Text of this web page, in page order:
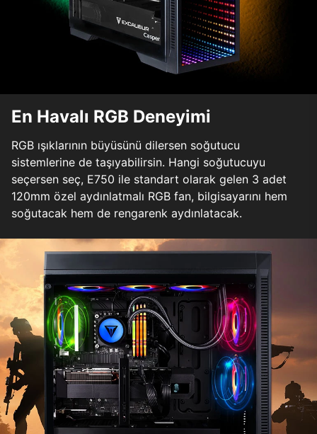
En Havalı RGB Deneyimi
RGB ışıklarının büyüsünü dilersen soğutucu
sistemlerine de taşıyabilirsin. Hangi soğutucuyu
seçersen seç, E750 ile standart olarak gelen 3 adet
120mm özel aydınlatmalı RGB fan, bilgisayarını hem
soğutacak hem de rengarenk aydınlatacak.